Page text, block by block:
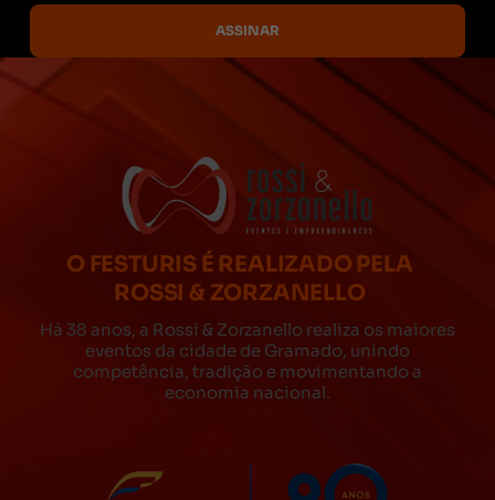
O FESTURIS É REALIZADO PELA
ROSSI & ZORZANELLO
Há 38 anos, a Rossi & Zorzanello realiza os maiores
eventos da cidade de Gramado, unindo
competência, tradição e movimentando a
economia nacional.